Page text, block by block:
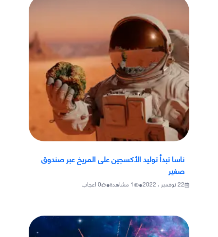
ناسا تبدأ توليد الأكسجين على المريخ عبر صندوق
صغير
22 نوفمبر ، 2022 •
1مشاهدة•
0اعجاب